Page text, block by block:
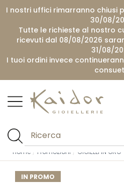
I nostri uffici rimarranno chiusi
30/08/
Tutte le richieste al nostro
ricevuti dal 08/08/2026
31/08/
I tuoi ordini invece
Home Promozioni GIOIELLI IN ORO
IN PROMO